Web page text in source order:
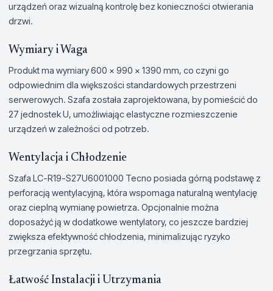
urządzeń oraz wizualną kontrolę bez konieczności otwierania
drzwi.
Wymiary i Waga
Produkt ma wymiary 600 x 990 x 1390 mm, co czyni go
odpowiednim dla większości standardowych przestrzeni
serwerowych. Szafa została zaprojektowana, by pomieścić do
27 jednostek U, umożliwiając elastyczne rozmieszczenie
urządzeń w zależności od potrzeb.
Wentylacja i Chłodzenie
Szafa LC-R19-S27U6001000 Tecno posiada górną podstawę z
perforacją wentylacyjną, która wspomaga naturalną wentylację
oraz cieplną wymianę powietrza. Opcjonalnie można
doposażyć ją w dodatkowe wentylatory, co jeszcze bardziej
zwiększa efektywność chłodzenia, minimalizując ryzyko
przegrzania sprzętu.
Łatwość Instalacji i Utrzymania